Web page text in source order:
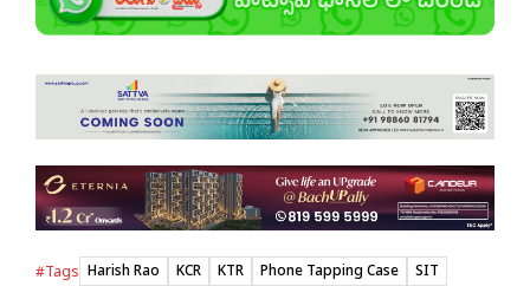
#Tags Harish Rao KCR KTR Phone Tapping Case
SIT